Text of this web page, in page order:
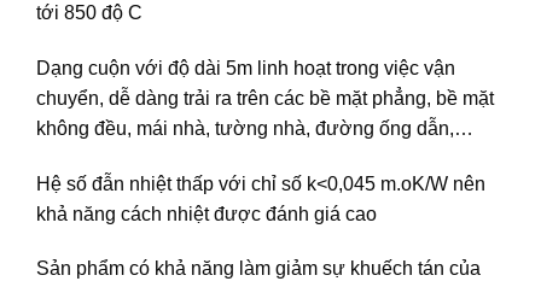
tới 850 độ C
Dạng cuộn với độ dài 5m linh hoạt trong việc vận
chuyển, dễ dàng trải ra trên các bề mặt phẳng, bề mặt
không đều, mái nhà, tường nhà, đường ống dẫn,…
Hệ số đẫn nhiệt thấp với chỉ số k<0,045 m.oK/W nên
khả năng cách nhiệt được đánh giá cao
Sản phẩm có khả năng làm giảm sự khuếch tán của